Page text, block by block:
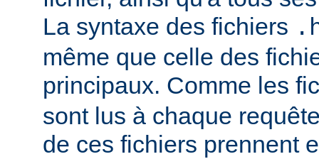
La syntaxe des fichiers
même que celle des
principaux. Comme les
sont lus à chaque
de ces fichiers prennent